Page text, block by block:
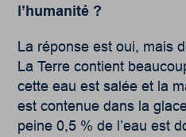
l’humanité ?
La réponse est oui, mais
La Terre contient
cette eau est salée et la
est contenue dans la
peine 0,5 % de l’eau est